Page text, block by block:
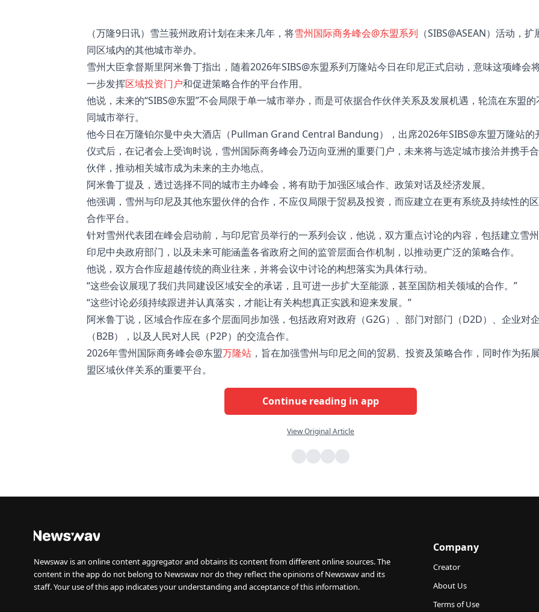
（万隆9日讯）雪兰莪州政府计划在未来几年，将雪州国际商务峰会@东盟系列 （SIBS@ASEAN）活动，扩
同区域内的其他城市举办。
雪州大臣拿督斯里阿米鲁丁指出，随着2026年SIBS@东盟系列万隆站今日在印尼正式启动，意味这项峰会
一步发挥区域投资门户和促进策略合作的平台作用。
他说，未来的“SIBS@东盟”不会局限于单一城市举办，而是可依据合作伙伴关系及发展机遇，轮流在东盟的
同城市举行。
他今日在万隆铂尔曼中央大酒店（Pullman Grand Central Bandung），出席2026年SIBS@东盟万隆站的
仪式后，在记者会上受询时说，雪州国际商务峰会乃迈向亚洲的重要门户，未来将与选定城市接洽并携手
伙伴，推动相关城市成为未来的主办地点。
阿米鲁丁提及，透过选择不同的城市主办峰会，将有助于加强区域合作、政策对话及经济发展。
他强调，雪州与印尼及其他东盟伙伴的合作，不应仅局限于贸易及投资，而应建立在更有系统及持续性的
合作平台。
针对雪州代表团在峰会启动前，与印尼官员举行的一系列会议，他说，双方重点讨论的内容，包括建立雪州
印尼中央政府部门，以及未来可能涵盖各省政府之间的监管层面合作机制，以推动更广泛的策略合作。
他说，双方合作应超越传统的商业往来，并将会议中讨论的构想落实为具体行动。
“这些会议展现了我们共同建设区域安全的承诺，且可进一步扩大至能源，甚至国防相关领域的合作。”
“这些讨论必须持续跟进并认真落实，才能让有关构想真正实践和迎来发展。”
阿米鲁丁说，区域合作应在多个层面同步加强，包括政府对政府（G2G）、部门对部门（D2D）、企业对
（B2B），以及人民对人民（P2P）的交流合作。
2026年雪州国际商务峰会@东盟万隆站 ，旨在加强雪州与印尼之间的贸易、投资及策略合作，同时作为拓
盟区域伙伴关系的重要平台。
Continue reading in app
View Original Article
Newswav is an online content aggregator and obtains its content from different online sources. The
content in the app do not belong to Newswav nor do they reflect the opinions of Newswav and its
staff. Your use of this app indicates your understanding and acceptance of this information.
Company
Creator
About Us
Terms of Use